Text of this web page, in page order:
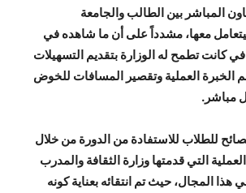
المباشر بين الطالب والجامعة
معها، مشدداً على أن ما شاهده في
كانت تطمح له الوزارة بتقديم التسهيلات
الخبرة العملية وتقصير المسافات للخوض
مباشر.
للطلاب للاستفادة من الدورة من خلال
التي قدمتها وزارة الثقافة والمدرب
المجال، حيث تم انتقائه بعناية كونه